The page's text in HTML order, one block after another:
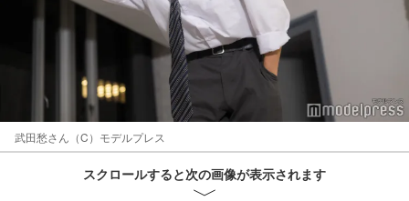
武田愁さん（C）モデルプレス
スクロールすると次の画像が表示されます